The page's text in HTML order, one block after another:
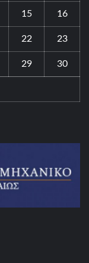
15 16
22 23
29 30